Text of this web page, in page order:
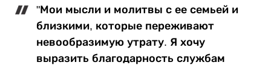
"Мои мысли и молитвы с ее семьей и
близкими, которые переживают
невообразимую утрату. Я хочу
выразить благодарность службам